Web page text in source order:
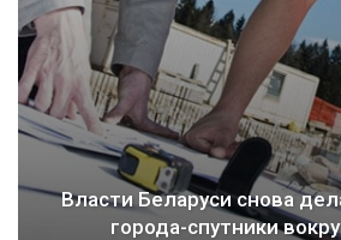
Власти Беларуси снова
города-спутники